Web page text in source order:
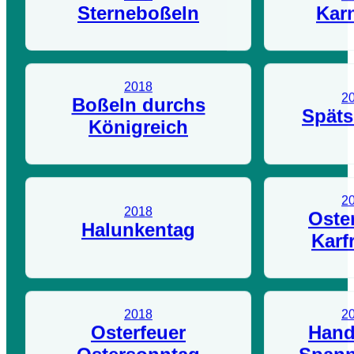
Sterneboßeln
2018
Boßeln durchs
Königreich
2018
Halunkentag
2018
Osterfeuer